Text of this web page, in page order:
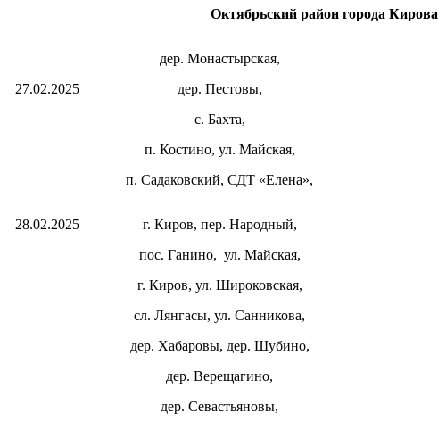
Октябрьский район города Кирова
27.02.2025
дер. Монастырская,
дер. Пестовы,
с. Бахта,
п. Костино, ул. Майская,
п. Садаковский, СДТ «Елена»,
28.02.2025
г. Киров, пер. Народный,
пос. Ганино, ул. Майская,
г. Киров, ул. Широковская,
сл. Лянгасы, ул. Санникова,
дер. Хабаровы, дер. Шубино,
дер. Верещагино,
дер. Севастьяновы,